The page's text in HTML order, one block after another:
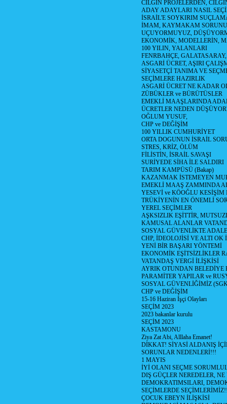
CILGIN PROJELERDEN,
ADAY ADAYLARI NASIL
İSRAİL'E SOYKIRIM
İMAM, KAYMAKAM SORUNU
UÇUYORMUYUZ,
EKONOMİK, MODELLERİN,
100 YILIN, YALANLARI
FENRBAHÇE,
ASGARİ ÜCRET, AŞIRI
SİYASETÇİ TANIMA VE
SEÇİMLERE HAZIRLIK
ASGARİ ÜCRET NE KADAR
ZÜBÜKLER ve BÜRÜTÜSLER
EMEKLİ MAAŞLARINDA
ÜCRETLER NEDEN
OĞLUM YUSUF,
CHP ve DEĞİŞİM
100 YILLIK CUMHURİYET
ORTA DOGUNUN İSRAİL
STRES, KRİZ, ÖLÜM
FİLİSTİN, İSRAİL SAVAŞI
SURİYEDE SİHA İLE SALDIRI
TARIM KAMPÜSÜ (Bakap)
KAZANMAK İSTEMEYEN
EMEKLİ MAAŞ ZAMMINDA
YESEVİ ve KÖOĞLU
TRÜKİYENİN EN ÖNEMLİ
YEREL SEÇİMLER
AŞKSIZLIK EŞİTTİR,
KAMUSAL ALANLAR
SOSYAL GÜVENLİKTE
CHP, İDEOLOJİSİ VE ALTI OK
YENİ BİR BAŞARI YÖNTEMİ
EKONOMİK EŞİTSİZLİKLER
VATANDAŞ VERGİ İLİŞKİSİ
AYRIK OTUNDAN
PARAMİTER YAPILAR ve
SOSYAL GÜVENLİĞİMİZ
CHP ve DEĞİŞİM
15-16 Haziran İşçi Olayları
SEÇİM 2023
2023 bakanlar kurulu
SEÇİM 2023
KASTAMONU
Ziya Zat Abi, Alllaha Emanet!
DİKKAT! SİYASİ ALDANIŞ
SORUNLAR NEDENLERİ!!!
1 MAYIS
İYİ OLANI SEÇME
DIŞ GÜÇLER NEREDELER,
DEMOKRATIMSILARI,
SEÇİMLERDE
ÇOCUK EBEYN İLİŞKİSİ